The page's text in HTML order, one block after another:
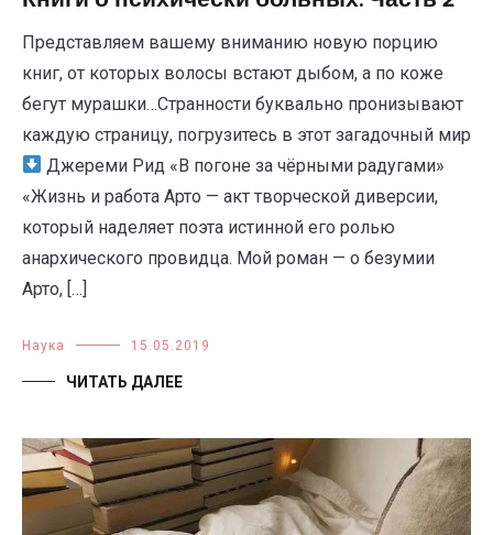
Представляем вашему вниманию новую порцию
книг, от которых волосы встают дыбом, а по коже
бегут мурашки…Странности буквально пронизывают
каждую страницу, погрузитесь в этот загадочный мир
Джереми Рид «В погоне за чёрными радугами»
«Жизнь и работа Арто — акт творческой диверсии,
который наделяет поэта истинной его ролью
анархического провидца. Мой роман — о безумии
Арто, […]
Наука 15.05.2019
ЧИТАТЬ ДАЛЕЕ